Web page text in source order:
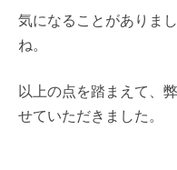
気になることがありま
ね。
以上の点を踏まえて、
せていただきました。